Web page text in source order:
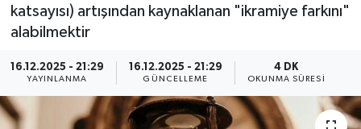
katsayısı) artışından kaynaklanan "ikramiye farkını"
alabilmektir
16.12.2025 - 21:29
YAYINLANMA
16.12.2025 - 21:29
GÜNCELLEME
4 DK
OKUNMA SÜRESI